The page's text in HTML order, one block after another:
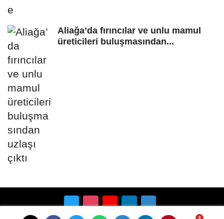
Aliağa’da fırıncılar ve unlu mamul
üreticileri buluşmasından...